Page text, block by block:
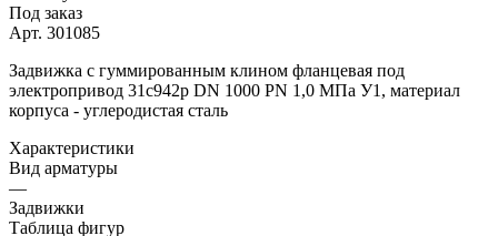
Под заказ
Арт. 301085
Задвижка с гуммированным клином фланцевая под
электропривод 31с942р DN 1000 PN 1,0 МПа У1, материал
корпуса - углеродистая сталь
Характеристики
Вид арматуры
—
Задвижки
Таблица фигур